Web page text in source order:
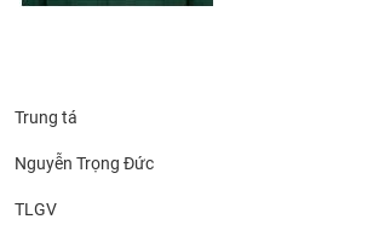
Trung tá
Nguyễn Trọng Đức
TLGV